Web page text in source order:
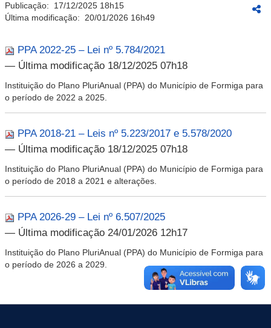
Publicação: 17/12/2025 18h15
Última modificação: 20/01/2026 16h49
PPA 2022-25 – Lei nº 5.784/2021
— Última modificação 18/12/2025 07h18
Instituição do Plano PluriAnual (PPA) do Município de Formiga para
o período de 2022 a 2025.
PPA 2018-21 – Leis nº 5.223/2017 e 5.578/2020
— Última modificação 18/12/2025 07h18
Instituição do Plano PluriAnual (PPA) do Município de Formiga para
o período de 2018 a 2021 e alterações.
PPA 2026-29 – Lei nº 6.507/2025
— Última modificação 24/01/2026 12h17
Instituição do Plano PluriAnual (PPA) do Município de Formiga para
o período de 2026 a 2029.